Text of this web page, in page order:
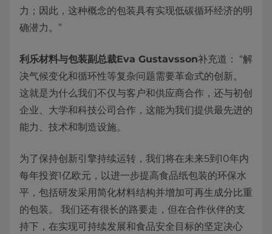
力；因此，这种概念的包装具有实现低碳循环经济的明
确潜力。”
利乐材料与包装副总裁Eva Gustavsson补充道： “解
决气候变化和循环性等复杂问题需要革命式的创新。
这就是为什么我们不仅与客户和供应商合作，还与初创
企业、大学和科技公司合作，这能为我们提供最先进的
能力、技术和制造设施。
为了保持创新引擎持续运转，我们将在未来5到10年内
每年投资1亿欧元，以进一步提高食品纸包装的环保水
平，包括研发采用简化材料结构并增加可再生成分比重
的包装。 我们还有很长的路要走，但在合作伙伴的支
持下，在实现可持续发展和食品安全目标的坚定决心